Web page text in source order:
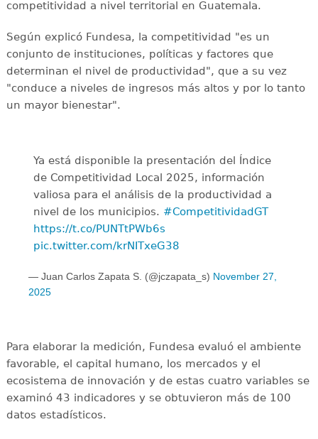
competitividad a nivel territorial en Guatemala.
Según explicó Fundesa, la competitividad "es un
conjunto de instituciones, políticas y factores que
determinan el nivel de productividad", que a su vez
"conduce a niveles de ingresos más altos y por lo tanto
un mayor bienestar".
Ya está disponible la presentación del Índice
de Competitividad Local 2025, información
valiosa para el análisis de la productividad a
nivel de los municipios. #CompetitividadGT
https://t.co/PUNTtPWb6s
pic.twitter.com/krNITxeG38
— Juan Carlos Zapata S. (@jczapata_s) November 27,
2025
Para elaborar la medición, Fundesa evaluó el ambiente
favorable, el capital humano, los mercados y el
ecosistema de innovación y de estas cuatro variables se
examinó 43 indicadores y se obtuvieron más de 100
datos estadísticos.